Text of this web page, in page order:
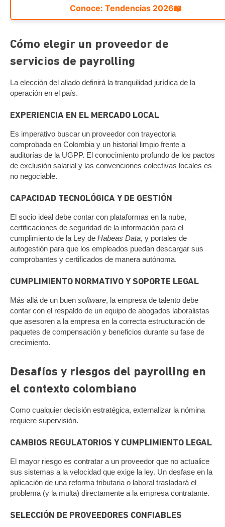
Conoce: Tendencias 2026📖
Cómo elegir un proveedor de
servicios de payrolling
La elección del aliado definirá la tranquilidad jurídica de la
operación en el país.
EXPERIENCIA EN EL MERCADO LOCAL
Es imperativo buscar un proveedor con trayectoria
comprobada en Colombia y un historial limpio frente a
auditorías de la UGPP. El conocimiento profundo de los pactos
de exclusión salarial y las convenciones colectivas locales es
no negociable.
CAPACIDAD TECNOLÓGICA Y DE GESTIÓN
El socio ideal debe contar con plataformas en la nube,
certificaciones de seguridad de la información para el
cumplimiento de la Ley de Habeas Data, y portales de
autogestión para que los empleados puedan descargar sus
comprobantes y certificados de manera autónoma.
CUMPLIMIENTO NORMATIVO Y SOPORTE LEGAL
Más allá de un buen software, la empresa de talento debe
contar con el respaldo de un equipo de abogados laboralistas
que asesoren a la empresa en la correcta estructuración de
paquetes de compensación y beneficios durante su fase de
crecimiento.
Desafíos y riesgos del payrolling en
el contexto colombiano
Como cualquier decisión estratégica, externalizar la nómina
requiere supervisión.
CAMBIOS REGULATORIOS Y CUMPLIMIENTO LEGAL
El mayor riesgo es contratar a un proveedor que no actualice
sus sistemas a la velocidad que exige la ley. Un desfase en la
aplicación de una reforma tributaria o laboral trasladará el
problema (y la multa) directamente a la empresa contratante.
SELECCIÓN DE PROVEEDORES CONFIABLES